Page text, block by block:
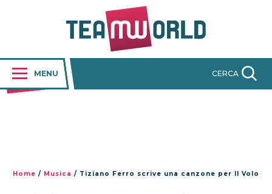
MENU CERCA
Home / Musica / Tiziano Ferro scrive una canzone per Il Volo